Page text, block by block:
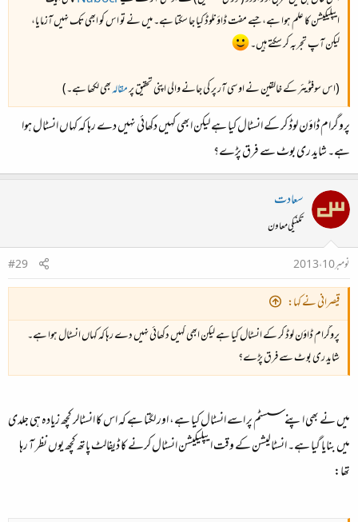
ایپلیکیشن کا علم ہوا ہے، جسے مفت ڈاؤنلوڈ کیا جا سکتا ہے۔ میں نے تو اس کو ابھی تک نہیں آزمایا،
لیکن آپ تجربہ کر سکتے ہیں۔
(اس سوفٹویئر کے خالقین نے او سی آر پر کی جانے والی اپنی تحقیق پرمقالہبھی لکھا ہے۔)
پروگرام ڈاؤن لوڈ کر کے انسٹال کیا ہے لیکن ابھی کہیں دکھائی نہیں دے رہا کہ کہاں انسٹال ہوا
ہے۔ شاید ری بوٹ سے فرق پڑے؟
سعادت
تکنیکی معاون
نومبر 10، 2013
#29
قیصرانی نے کہا:
پروگرام ڈاؤن لوڈ کر کے انسٹال کیا ہے لیکن ابھی کہیں دکھائی نہیں دے رہا کہ کہاں انسٹال ہوا ہے۔
شاید ری بوٹ سے فرق پڑے؟
میں نے بھی اپنے سسٹم پر اسے انسٹال کیا ہے، اور لگتا ہے کہ اس کا انسٹالر کچھ زیادہ ہی جلدی
میں بنایا گیا ہے۔ انسٹالیشن کے وقت ایپلیکیشن انسٹال کرنے کا ڈیفالٹ پاتھ کچھ یوں نظر آ رہا
تھا: